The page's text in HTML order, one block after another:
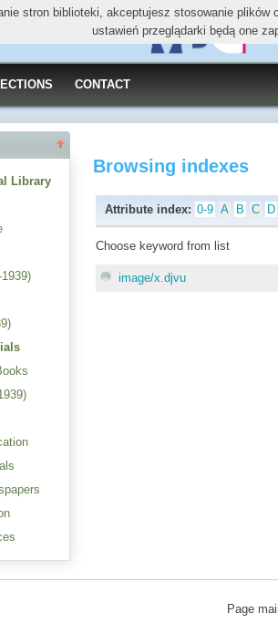
CONTACT
Library
Browsing indexes
Attribute index: 0-9 A B C D
Choose keyword from list
image/x.djvu
Page
stron biblioteki, akceptujesz stosowanie
ustawień przeglądarki będą one